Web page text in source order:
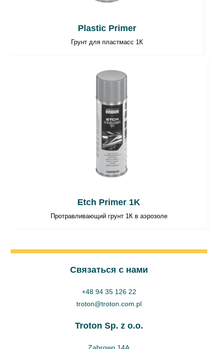
Plastic Primer
Грунт для пластмасс 1К
Etch Primer 1K
Протравливающий грунт 1К в аэрозоле
Cвязаться с нами
+48 94 35 126 22
troton@troton.com.pl
Troton Sp. z o.o.